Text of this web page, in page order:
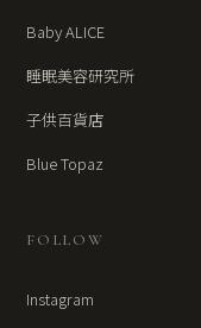
Baby ALICE
睡眠美容研究所
子供百貨店
Blue Topaz
FOLLOW
Instagram